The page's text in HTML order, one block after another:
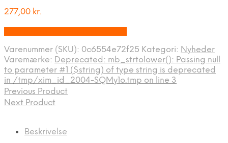
277,00 kr.
Varenummer (SKU): 0c6554e72f25 Kategori: Nyheder
Varemærke: Deprecated: mb_strtolower(): Passing null
to parameter #1 ($string) of type string is deprecated
in /tmp/xim_id_2004-SQMy1o.tmp on line 3
Previous Product
Next Product
Beskrivelse